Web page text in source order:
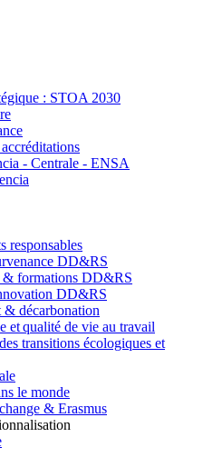
: STOA 2030
- Centrale - ENSA
responsables
DD&RS
& formations DD&RS
DD&RS
décarbonation
et qualité de vie au travail
transitions écologiques et
le monde
& Erasmus